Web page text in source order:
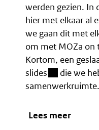
werden gezien. In
hier met elkaar al
we gaan dit met
om met MOZa on
Kortom, een
slides(besloten
die we
samenwerkruimte.
Lees meer